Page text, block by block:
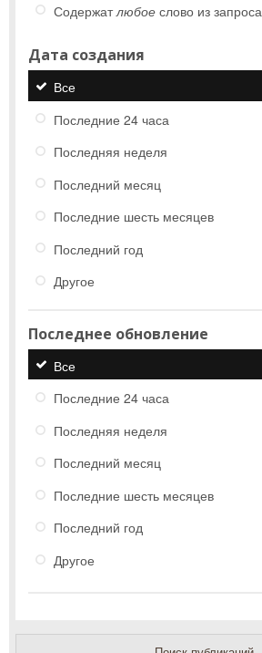
Содержатлюбое слово из запроса
Дата создания
Все
Последние 24 часа
Последняя неделя
Последний месяц
Последние шесть месяцев
Последний год
Другое
Последнее обновление
Все
Последние 24 часа
Последняя неделя
Последний месяц
Последние шесть месяцев
Последний год
Другое